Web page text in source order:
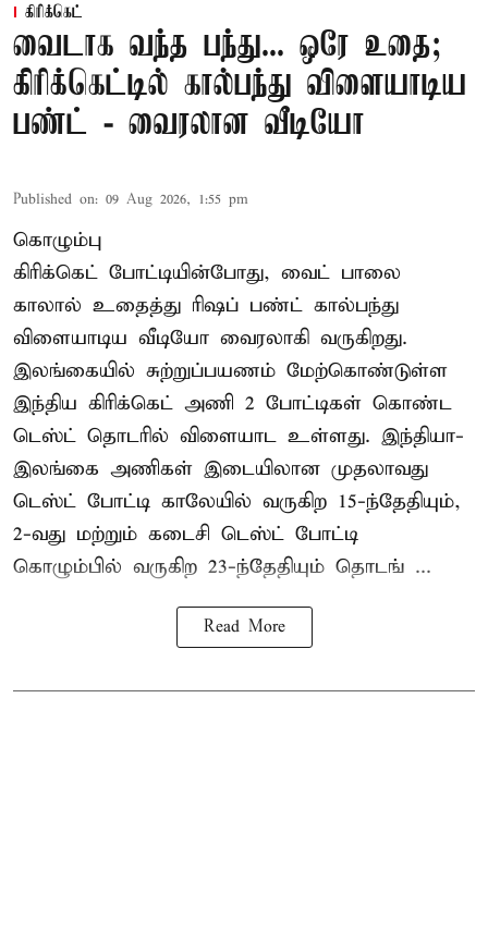
கிரிக்கெட்
வைடாக வந்த பந்து... ஒரே உதை;
கிரிக்கெட்டில் கால்பந்து விளையாடிய
பண்ட் - வைரலான வீடியோ
Published on: 09 Aug 2026, 1:55 pm
கொழும்பு
கிரிக்கெட் போட்டியின்போது, வைட் பாலை
காலால் உதைத்து ரிஷப் பண்ட் கால்பந்து
விளையாடிய வீடியோ வைரலாகி வருகிறது.
இலங்கையில் சுற்றுப்பயணம் மேற்கொண்டுள்ள
இந்திய கிரிக்கெட் அணி 2 போட்டிகள் கொண்ட
டெஸ்ட் தொடரில் விளையாட உள்ளது. இந்தியா-
இலங்கை அணிகள் இடையிலான முதலாவது
டெஸ்ட் போட்டி காலேயில் வருகிற 15-ந்தேதியும்,
2-வது மற்றும் கடைசி டெஸ்ட் போட்டி
கொழும்பில் வருகிற 23-ந்தேதியும் தொடங் ...
Read More